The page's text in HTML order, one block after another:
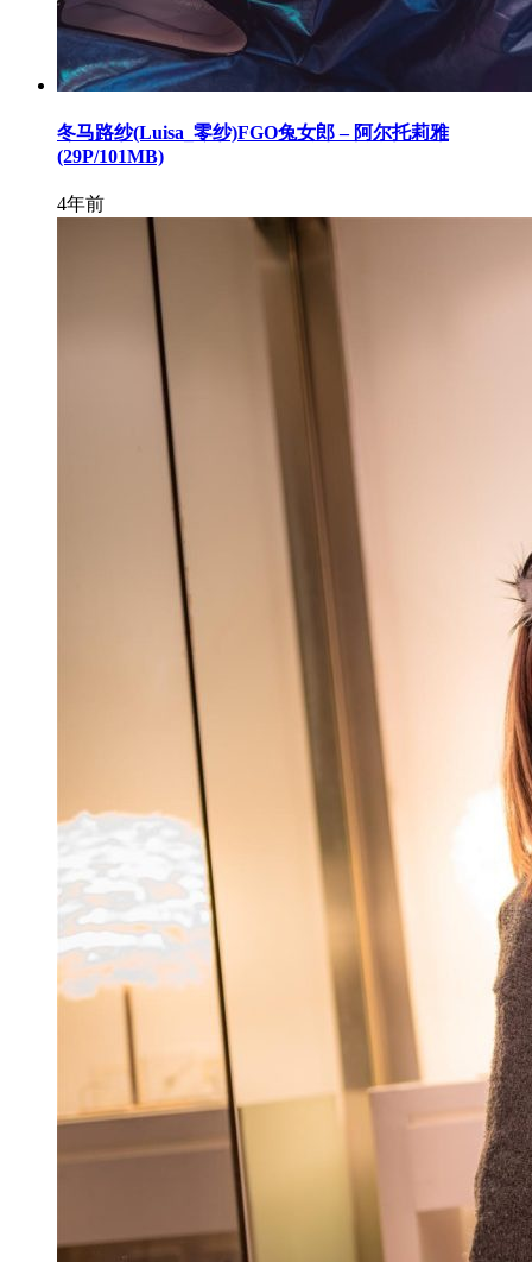
冬马路纱(Luisa_零纱)FGO兔女郎 – 阿尔托莉雅
(29P/101MB)
4年前